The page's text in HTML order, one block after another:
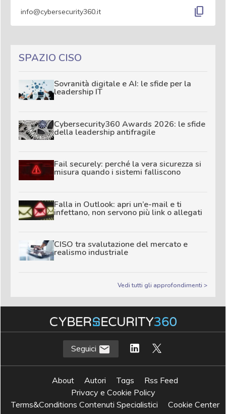
info@cybersecurity360.it content_copy
SPAZIO CISO
Sovranità digitale e AI: le sfide per la
leadership IT
Cybersecurity360 Awards 2026: le sfide
della leadership antifragile
Fail securely: perché la vera sicurezza si
misura quando i sistemi falliscono
Falla in Outlook: apri un’e-mail e ti
infettano, non servono più link o allegati
CISO tra svalutazione del mercato e
realismo industriale
Vedi tutti gli approfondimenti >
Seguici
About Autori Tags
Rss Feed
Privacy e Cookie Policy
Terms&Conditions Contenuti Specialistici
Cookie Center